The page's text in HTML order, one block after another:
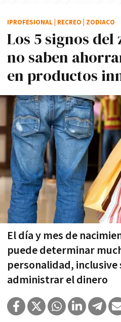
Los 5 signos del
no saben
en productos
El día y mes de
puede determinar
personalidad, inclusive
administrar el dinero
IPROFESIONAL RECREO ZODIACO